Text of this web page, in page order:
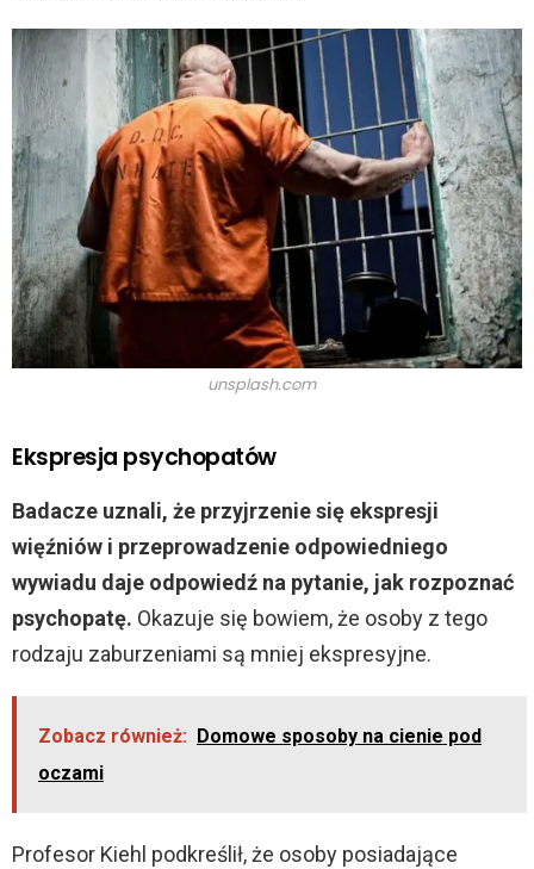
unsplash.com
Ekspresja psychopatów
Badacze uznali, że przyjrzenie się ekspresji
więźniów i przeprowadzenie odpowiedniego
wywiadu daje odpowiedź na pytanie, jak rozpoznać
psychopatę. Okazuje się bowiem, że osoby z tego
rodzaju zaburzeniami są mniej ekspresyjne.
Zobacz również: Domowe sposoby na cienie pod
oczami
Profesor Kiehl podkreślił, że osoby posiadające